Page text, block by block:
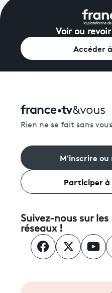
Voir ou
Accéder
Rien ne se fait sans vous
M'inscrire
Participer à
Suivez-nous sur les
réseaux !